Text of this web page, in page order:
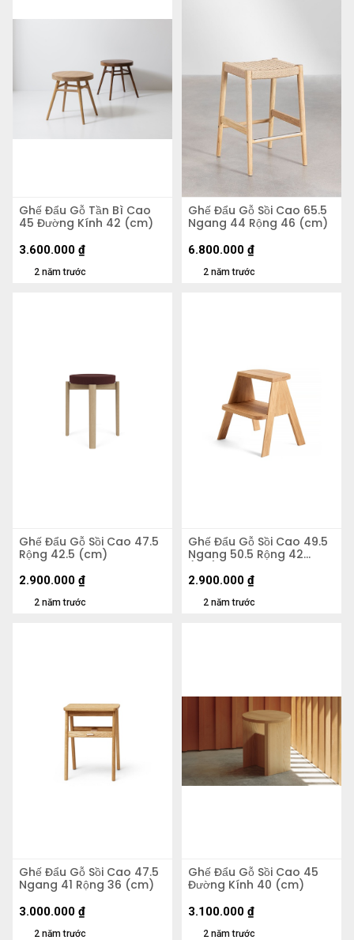
Ghế Đẩu Gỗ Tần Bì Cao
45 Đường Kính 42 (cm)
2 năm trước
3.600.000 ₫
Ghế Đẩu Gỗ Sồi Cao 65.5
Ngang 44 Rộng 46 (cm)
2 năm trước
6.800.000 ₫
Ghế Đẩu Gỗ Sồi Cao 47.5
Rộng 42.5 (cm)
2 năm trước
2.900.000 ₫
Ghế Đẩu Gỗ Sồi Cao 49.5
Ngang 50.5 Rộng 42
(cm)
2 năm trước
2.900.000 ₫
Ghế Đẩu Gỗ Sồi Cao 47.5
Ngang 41 Rộng 36 (cm)
2 năm trước
3.000.000 ₫
Ghế Đẩu Gỗ Sồi Cao 45
Đường Kính 40 (cm)
2 năm trước
3.100.000 ₫